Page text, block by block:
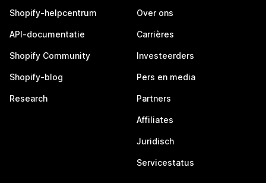
Shopify-helpcentrum
API-documentatie
Shopify Community
Shopify-blog
Research
Over ons
Carrières
Investeerders
Pers en media
Partners
Affiliates
Juridisch
Servicestatus